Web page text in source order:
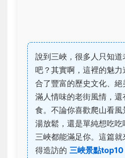
說到三峽，很多人只知
吧？其實啊，這裡的魅
合了豐富的歷史文化、
滿人情味的老街風情，
食。不論你喜歡爬山看
湯放鬆，還是單純想吃吃
三峽都能滿足你。這篇
得造訪的 三峽景點top10